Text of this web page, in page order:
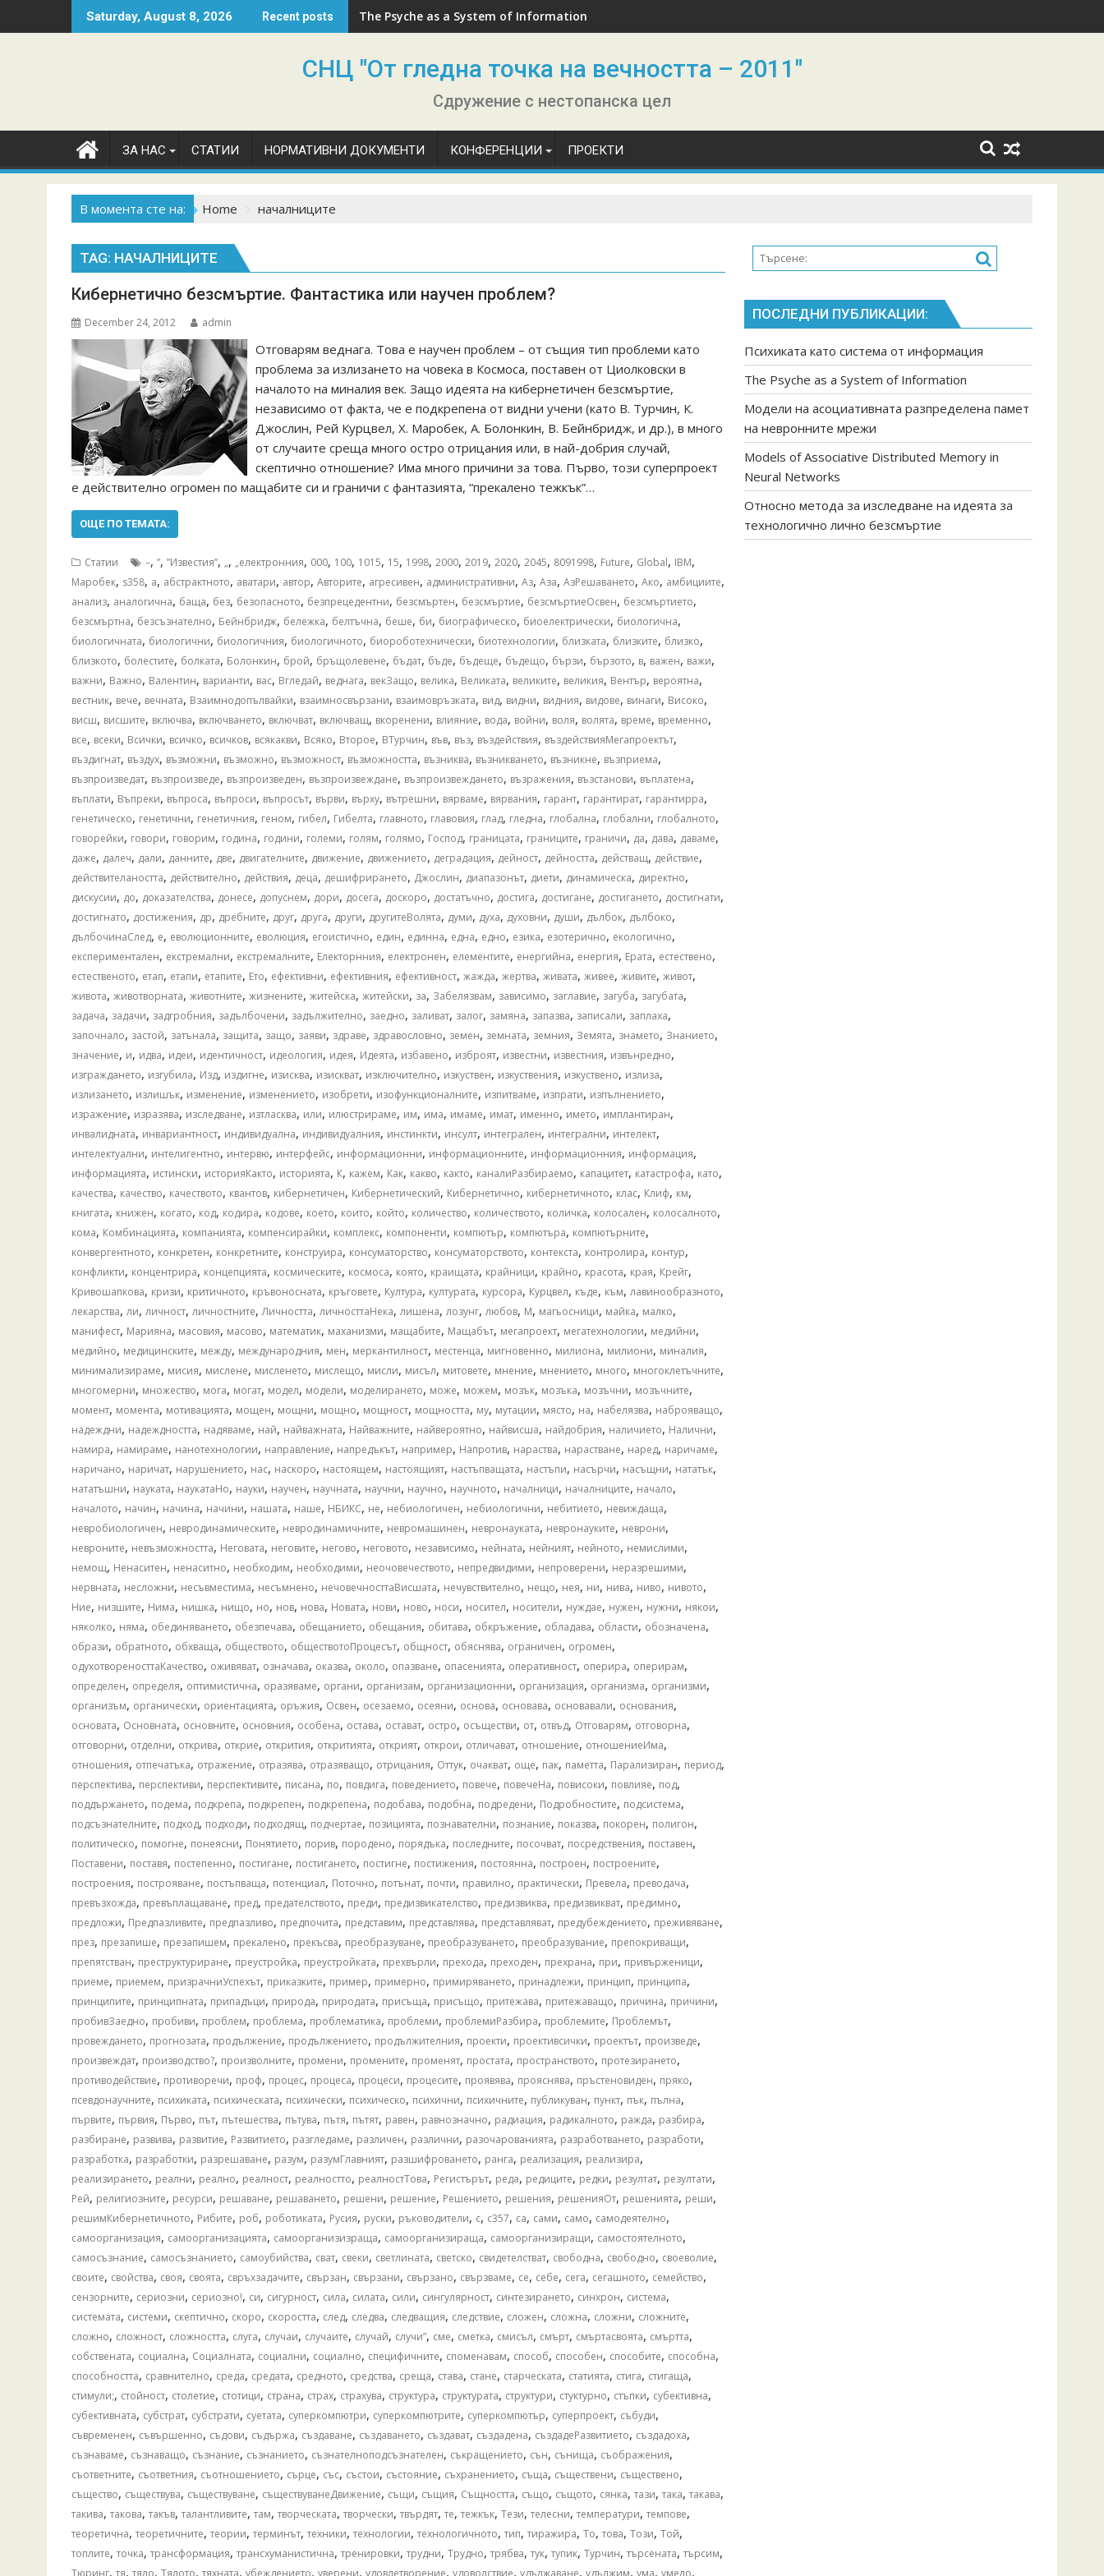
to
Saturday, August 8, 2026 Recent posts The Psyche as a System of Information
СНЦ "От гледна точка на вечността – 2011"
Сдружение с нестопанска цел
ЗА НАС СТАТИИ НОРМАТИВНИ ДОКУМЕНТИ КОНФЕРЕНЦИИ ПРОЕКТИ
В момента сте на: Home началниците
TAG: НАЧАЛНИЦИТЕ
Кибернетично безсмъртие. Фантастика или научен проблем?
December 24, 2012 admin
Отговарям веднага. Това е научен проблем – от същия тип проблеми като
проблема за излизането на човека в Космоса, поставен от Циолковски в
началото на миналия век. Защо идеята на кибернетичен безсмъртие,
независимо от факта, че е подкрепена от видни учени (като В. Турчин, К.
Джослин, Рей Курцвел, Х. Mаробек, А. Болонкин, В. Бейнбридж, и др.), в много
от случаите среща много остро отрицания или, в най-добрия случай,
скептично отношение? Има много причини за това. Първо, този суперпроект
е действително огромен по мащабите си и граничи с фантазията, “прекалено тежкък”…
ОЩЕ ПО ТЕМАТА:
Статии –, ”, ”Известия”, „, „електронния, 000, 100, 1015, 15, 1998, 2000, 2019, 2020, 2045, 8091998, Future, Global, IBM,
Mаробек, s358, а, абстрактното, аватари, автор, Авторите, агресивен, административни, Аз, Аза, АзРешаването, Ако, амбициите,
анализ, аналогична, баща, без, безопасното, безпрецедентни, безсмъртен, безсмъртие, безсмъртиеОсвен, безсмъртието,
безсмъртна, безсъзнателно, Бейнбридж, бележка, белтъчна, беше, би, биографическо, биоелектрически, биологична,
биологичната, биологични, биологичния, биологичното, биороботехнически, биотехнологии, близката, близките, близко,
близкото, болестите, болката, Болонкин, брой, бръщолевене, бъдат, бъде, бъдеще, бъдещо, бързи, бързото, в, важен, важи,
важни, Важно, Валентин, варианти, вас, Вгледай, веднага, векЗащо, велика, Великата, великите, великия, Вентър, вероятна,
вестник, вече, вечната, Взаимнодопълвайки, взаимносвързани, взаимовръзката, вид, видни, видния, видове, винаги, Високо,
висш, висшите, включва, включването, включват, включващ, вкоренени, влияние, вода, войни, воля, волята, време, временно,
все, всеки, Всички, всичко, всичков, всякакви, Всяко, Второе, ВТурчин, във, въз, въздействия, въздействияМегапроектът,
въздигнат, въздух, възможни, възможно, възможност, възможността, възниква, възникването, възникне, възприема,
възпроизведат, възпроизведе, възпроизведен, възпроизвеждане, възпроизвеждането, възражения, възстанови, въплатена,
въплати, Въпреки, въпроса, въпроси, въпросът, върви, върху, вътрешни, вярваме, вярвания, гарант, гарантират, гарантирра,
генетическо, генетични, генетичния, геном, гибел, Гибелта, главното, главовия, глад, гледна, глобална, глобални, глобалното,
говорейки, говори, говорим, година, години, големи, голям, голямо, Господ, границата, границите, граничи, да, дава, даваме,
даже, далеч, дали, данните, две, двигателните, движение, движението, деградация, дейност, дейността, действащ, действие,
действителаността, действително, действия, деца, дешифрирането, Джослин, диапазонът, диети, динамическа, директно,
дискусии, до, доказателства, донесе, допуснем, дори, досега, доскоро, достатъчно, достига, достигане, достигането, достигнати,
достигнато, достижения, др, дребните, друг, друга, други, другитеВолята, думи, духа, духовни, души, дълбок, дълбоко,
дълбочинаСлед, е, еволюционните, еволюция, егоистично, един, единна, една, едно, езика, езотерично, екологично,
експериментален, екстремални, екстремалните, Електорнния, електронен, елементите, енергийна, енергия, Ерата, естествено,
естественото, етап, етапи, етапите, Ето, ефективни, ефективния, ефективност, жажда, жертва, живата, живее, живите, живот,
живота, животворната, животните, жизнените, житейска, житейски, за, Забелязвам, зависимо, заглавие, загуба, загубата,
задача, задачи, задгробния, задълбочени, задължително, заедно, заливат, залог, замяна, запазва, записали, заплаха,
започнало, застой, затънала, защита, защо, заяви, здраве, здравословно, земен, земната, земния, Земята, знамето, Знанието,
значение, и, идва, идеи, идентичност, идеология, идея, Идеята, избавено, изброят, известни, известния, извънредно,
изграждането, изгубила, Изд, издигне, изисква, изискват, изключително, изкуствен, изкуствения, изкуствено, излиза,
излизането, излишък, изменение, изменението, изобрети, изофункционалните, изпитваме, изпрати, изпълнението,
изражение, изразява, изследване, изтласква, или, илюстрираме, им, има, имаме, имат, именно, името, имплантиран,
инвалидната, инвариантност, индивидуална, индивидуалния, инстинкти, инсулт, интегрален, интегрални, интелект,
интелектуални, интелигентно, интервю, интерфейс, информационни, информационните, информационния, информация,
информацията, истински, историяКакто, историята, К, кажем, Как, какво, както, каналиРазбираемо, капацитет, катастрофа, като,
качества, качество, качеството, квантов, кибернетичен, Кибернетический, Кибернетично, кибернетичното, клас, Клиф, км,
книгата, книжен, когато, код, кодира, кодове, което, които, който, количество, количеството, количка, колосален, колосалното,
кома, Комбинацията, компанията, компенсирайки, комплекс, компоненти, компютър, компютъра, компютърните,
конвергентното, конкретен, конкретните, конструира, консуматорство, консуматорството, контекста, контролира, контур,
конфликти, концентрира, концепцията, космическите, космоса, която, краищата, крайници, крайно, красота, края, Крейг,
Кривошапкова, кризи, критичното, кръвоносната, кръговете, Култура, културата, курсора, Курцвел, къде, към, лавинообразното,
лекарства, ли, личност, личностните,Личността, личносттаНека, лишена, лозунг, любов, М, магьосници, майка, малко,
манифест, Марияна, масовия, масово, математик, маханизми, мащабите, Мащабът, мегапроект, мегатехнологии, медийни,
медийно, медицинските, между, международния, мен, меркантилност, местенца, мигновенно, милиона, милиони, миналия,
минимализираме, мисия, мислене, мисленето, мислещо, мисли, мисъл, митовете, мнение, мнението, много, многоклетъчните,
многомерни, множество, мога, могат, модел, модели, моделирането, може, можем, мозък, мозъка, мозъчни, мозъчните,
момент, момента, мотивацията, мощен, мощни, мощно, мощност, мощността, му, мутации, място, на, набелязва, наброяващо,
надеждни, надеждността, надяваме, най, найважната, Найважните, найвероятно, найвисша, найдобрия, наличието, Налични,
намира, намираме, нанотехнологии, направление, напредъкът, например, Напротив, нараства, нарастване, наред, наричаме,
наричано, наричат, нарушението, нас, наскоро, настоящем, настоящият, настъпващата, настъпи, насърчи, насъщни, нататък,
нататъшни, науката, наукатаНо, науки, научен, научната, научни, научно, научното, началници, началниците, начало,
началото, начин, начина, начини, нашата, наше, НБИКС, не, небиологичен, небиологични, небитието, невиждаща,
невробиологичен, невродинамическите, невродинамичните, невромашинен, невронауката, невронауките, неврони,
невроните, невъзможността, Неговата, неговите, негово, неговото, независимо, нейната, нейният, нейното, немислими,
немощ, Ненаситен, ненаситно, необходим, необходими, неочовечеството, непредвидими, непроверени, неразрешими,
нервната, несложни, несъвместима, несъмнено, нечовечносттаВисшата, нечувствително, нещо, нея, ни, нива, ниво, нивото,
Ние, низшите, Нима, нишка, нищо, но, нов, нова, Новата, нови, ново, носи, носител, носители, нуждае, нужен, нужни, някои,
няколко, няма, обединяването, обезпечава, обещанието, обещания, обитава, обкръжение, обладава, области, обозначена,
образи, обратното, обхваща, обществото, обществотоПроцесът, общност, обяснява, ограничен, огромен,
одухотвореносттаКачество, оживяват, означава, оказва, около, опазване, опасенията, оперативност, оперира, оперирам,
определен, определя, оптимистична, оразяваме, органи, организам, организационни, организация, организма, организми,
организъм, органически, ориентацията, оръжия, Освен, осезаемо, осеяни, основа, основава, основавали, основания,
основата, Основната, основните, основния, особена, остава, остават, остро, осъществи, от, отвъд, Отговарям, отговорна,
отговорни, отделни, открива, открие, открития, откритията, открият, открои, отличават, отношение, отношениеИма,
отношения, отпечатъка, отражение, отразява, отразяващо, отрицания, Оттук, очакват, още, пак, паметта, Парализиран, период,
перспектива, перспективи, перспективите, писана, по, повдига, поведението, повече, повечеНа, повисоки, повлияе, под,
поддържането, подема, подкрепа, подкрепен, подкрепена, подобава, подобна, подредени, Подробностите, подсистема,
подсъзнателните, подход, подходи, подходящ, подчертае, позицията, познавателни, познание, показва, покорен, полигон,
политическо, помогне, понеясни, Понятието, порив, породено, порядъка, последните, посочват, посредствения, поставен,
Поставени, поставя, постепенно, постигане, постигането, постигне, постижения, постоянна, построен, построените,
построения, построяване, постъпваща, потенциал, Поточно, потънат, почти, правилно, практически, Превела, преводача,
превъзхожда, превъплащаване, пред, предателството, преди, предизвикателство, предизвиква, предизвикват, предимно,
предложи, Предпазливите, предпазливо, предпочита, представим, представлява, представляват, предубеждението, преживяване,
през, презапише, презапишем, прекалено, прекъсва, преобразуване, преобразуването, преобразувание, препокриващи,
препятстван, преструктуриране, преустройка, преустройката, прехвърли, прехода, преходен, прехрана, при, привърженици,
приеме, приемем, призрачниУспехът, приказките, пример, примерно, примиряването, принадлежи, принцип, принципа,
принципите, принципната, припадъци, природа, природата, присъща, присъщо, притежава, притежаващо, причина, причини,
пробивЗаедно, пробиви, проблем, проблема, проблематика, проблеми, проблемиРазбира, проблемите, Проблемът,
провеждането, прогнозата, продължение, продължението, продължителния, проекти, проективсички, проектът, произведе,
произвеждат, производство?, произволните, промени, промените, променят, простата, пространството, протезирането,
противодействие, противоречи, проф, процес, процеса, процеси, процесите, проявява, прояснява, пръстеновиден, пряко,
псевдонаучните, психиката, психическата, психически, психическо, психични, психичните, публикуван, пункт, пък, пълна,
първите, първия, Първо, път, пътешества, пътува, пътя, пътят, равен, равнозначно, радиация, радикалното, ражда, разбира,
разбиране, развива, развитие, Развитието, разгледаме, различен, различни, разочарованията, разработването, разработи,
разработка, разработки, разрешаване, разум, разумГлавният, разшифроването, ранга, реализация, реализира,
реализирането, реални, реално, реалност, реалностто, реалностТова, Регистърът, реда, редиците, редки, резултат, резултати,
Рей, религиозните, ресурси, решаване, решаването, решени, решение, Решението, решения, решенияОт, решенията, реши,
решимКибернетичното, Рибите, роб, роботиката, Русия, руски, ръководители, с, с357, са, сами, само, самодеятелно,
самоорганизация, самоорганизацията, самоорганизизраща, самоорганизираща, самоорганизиращи, самостоятелното,
самосъзнание, самосъзнанието, самоубийства, сват, свеки, светлината, светско, свидетелстват, свободна, свободно, своеволие,
своите, свойства, своя, своята, свръхзадачите, свързан, свързани, свързано, свързваме, се, себе, сега, сегашното, семейство,
сензорните, сериозни, сериозно!, си, сигурност, сила, силата, сили, сингулярност, синтезирането, синхрон, система,
системата, системи, скептично, скоро, скоростта, след, следва, следващия, следствие, сложен, сложна, сложни, сложните,
сложно, сложност, сложността, слуга, случаи, случаите, случай, случи”, сме, сметка, смисъл, смърт, смъртасвоята, смъртта,
собствената, социална, Социалната, социални, социално, специфичните, споменавам, способ, способен, способите, способна,
способността, сравнително, среда, средата, средното, средства, среща, става, стане, старческата, статията, стига, стигаща,
стимули;, стойност, столетие, стотици, страна, страх, страхува, структура, структурата, структури, стуктурно, стъпки, субективна,
субективната, субстрат, субстрати, суетата, суперкомпютри, суперкомпютрите, суперкомпютър, суперпроект, събуди,
съвременен, съвършенно, съдови, съдържа, създаване, създаването, създават, създадена, създадеРазвитието, създадоха,
съзнаваме, съзнаващо, съзнание, съзнанието, съзнателноподсъзнателен, съкращението, сън, сънища, съображения,
съответните, съответния, съотношението, сърце, със, състои, състояние, съхранението, съща, съществени, съществено,
същество, съществува, съществуване, съществуванеДвижение, същи, същия, Същността, също, същото, сянка, тази, така, такава,
такива, такова, такъв, талантливите, там, творческата, творчески, твърдят, те, тежкък, Тези, телесни, температури, темпове,
теоретична, теоретичните, теории, терминът, техники, технологии, технологичното, тип, тиражира, То, това, Този, Той,
топлите, точка, трансформация, трансхуманистична, тренировки, трудни, Трудно, трябва, тук, тупик, Турчин, търсената, търсим,
Тюринг, тя, тяло, Тялото, тяхната, убеждението, уверени, удовлетворение, удоволствие, удължаване, удължим, ума, умело,
ПОСЛЕДНИ ПУБЛИКАЦИИ:
Психиката като система от информация
The Psyche as a System of Information
Модели на асоциативната разпределена памет
на невронните мрежи
Models of Associative Distributed Memory in
Neural Networks
Относно метода за изследване на идеята за
технологично лично безсмъртие